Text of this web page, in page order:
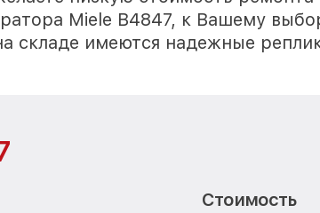
Miele B4847, к Вашему
складе имеются надежные
Стоимость